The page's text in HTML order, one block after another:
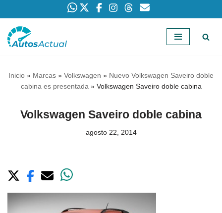
Saltar
Inicio » Marcas » Volkswagen » Nuevo Volkswagen Saveiro doble
cabina es presentada » Volkswagen Saveiro doble cabina
Volkswagen Saveiro doble cabina
agosto 22, 2014